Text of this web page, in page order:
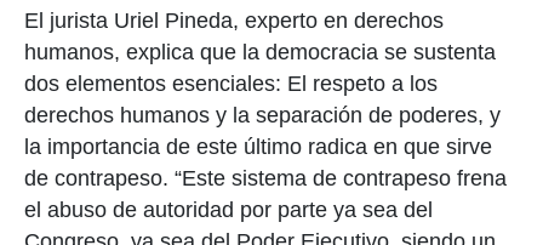
El jurista Uriel Pineda, experto en derechos
humanos, explica que la democracia se sustenta
dos elementos esenciales: El respeto a los
derechos humanos y la separación de poderes, y
la importancia de este último radica en que sirve
de contrapeso. “Este sistema de contrapeso frena
el abuso de autoridad por parte ya sea del